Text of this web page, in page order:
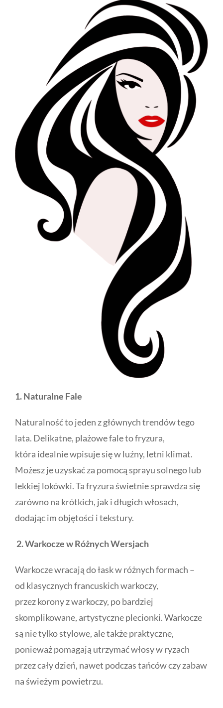
1. Naturalne Fale
Naturalność to jeden z głównych trendów tego
lata. Delikatne, plażowe fale to fryzura,
która idealnie wpisuje się w luźny, letni klimat.
Możesz je uzyskać za pomocą sprayu solnego lub
lekkiej lokówki. Ta fryzura świetnie sprawdza się
zarówno na krótkich, jak i długich włosach,
dodając im objętości i tekstury.
2. Warkocze w Różnych Wersjach
Warkocze wracają do łask w różnych formach –
od klasycznych francuskich warkoczy,
przez korony z warkoczy, po bardziej
skomplikowane, artystyczne plecionki. Warkocze
są nie tylko stylowe, ale także praktyczne,
ponieważ pomagają utrzymać włosy w ryzach
przez cały dzień, nawet podczas tańców czy zabaw
na świeżym powietrzu.